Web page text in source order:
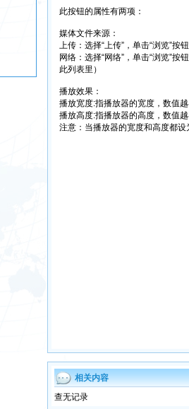
此按钮的属性有两项：
媒体文件来源：
上传：选择“上传”，单击“浏览”
网络：选择“网络”，单击“浏览”
此列表里）
播放效果：
播放宽度:指播放器的宽度，数值
播放高度:指播放器的高度，数值
注意：当播放器的宽度和高度都
相关内容
查无记录